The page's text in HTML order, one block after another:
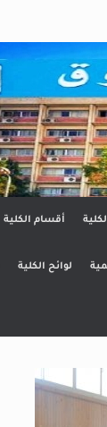
أقسام الكلية
لوائح الكلية